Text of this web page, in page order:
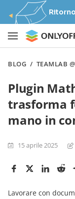
BLOG / TEAMLAB
Plugin
trasforma
mano in
15 aprile 2025
Lavorare con